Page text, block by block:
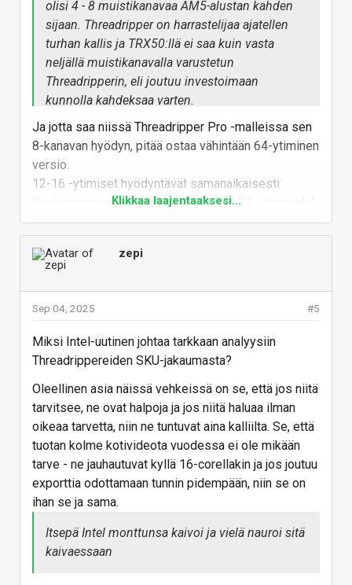
olisi 4 - 8 muistikanavaa AM5-alustan kahden
sijaan. Threadripper on harrastelijaa ajatellen
turhan kallis ja TRX50:llä ei saa kuin vasta
neljällä muistikanavalla varustetun
Threadripperin, eli joutuu investoimaan
kunnolla kahdeksaa varten.
Prossun keskusmuisti on käsittääkseni se
kustannustehokkain vaihtoehto isojen mallien
pyörittämiseen, koska muisti loppuu auttamatta
kesken kuluttajanäyttiksistä ja oikeastaan pro-
luokan näytönohjaimistakin. Markkinaa
mielestäni olisi ainakin jonkin verran tällä
saralla, jos kykenisivät HEDT-alustan
kalliimpaa markkinaosuutta halvemmalla
tuotteella ja se, että osattiinko 2 vuotta sitten
alustan suunnitteluvaiheessa aavistaa kyseistä
moinen kilpailu vasta seuraavien alustojen juttu,
jos sellaiseen lähdetään.
Ja jotta saa niissä Threadripper Pro -malleissa sen
8-kanavan hyödyn, pitää ostaa vähintään 64-ytiminen
versio.
12-16 -ytimiset hyödyntävät samanaikaisesti
(tiedonsiirrossa) 2 muistikanavaa, 24-32 -ytimiset 4
muistikanavaa ja vasta isommat täyttä 8
muistikanavaa.
Kaikkien kanavien muistit toki ovat käytössä, mutta
liikenteessä on rajoituksia.
EPYCeillä (osin malleista riippuen) tätä rajoitetta ei
ole (osassa EPYCeistä on vastaavia rajoitteita) :
Threadripper PRO 9955WX: (16 ydintä)
L2-Cache 16MiB (16x 1MiB)
L3-Cache 64MiB (2x 32MiB)
Threadripper PRO 9975WX: (32 ydintä)
L2-Cache 32MiB (32x 1MiB)
L3-Cache 128MiB (4x32MiB)
Threadripper PRO 9985WX: (64 ydintä)
L2-Cache 64MiB (64x 1MiB)
L3-Cache 256MiB (8x32MiB)
Kun taas EPYCeillä:
Klikkaa laajentaaksesi...
zepi
#5
Sep 04, 2025
Miksi Intel-uutinen johtaa tarkkaan analyysiin
Threadrippereiden SKU-jakaumasta?
Oleellinen asia näissä vehkeissä on se, että jos niitä
tarvitsee, ne ovat halpoja ja jos niitä haluaa ilman
oikeaa tarvetta, niin ne tuntuvat aina kalliilta. Se, että
tuotan kolme kotivideota vuodessa ei ole mikään
tarve - ne jauhautuvat kyllä 16-corellakin ja jos joutuu
exporttia odottamaan tunnin pidempään, niin se on
ihan se ja sama.
Itsepä Intel monttunsa kaivoi ja vielä nauroi sitä
kaivaessaan